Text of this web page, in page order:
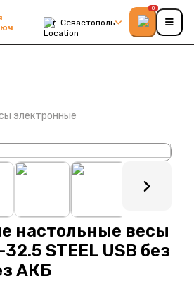
г. Севастополь
0
электронные
настольные весы
STEEL USB без
АКБ